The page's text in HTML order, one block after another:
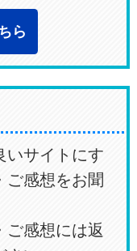
ら
いサイトにす
ご感想をお聞
ご感想には返